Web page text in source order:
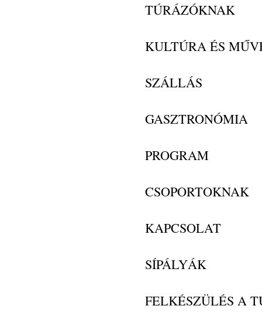
TÚRÁZÓKNAK
KULTÚRA ÉS
SZÁLLÁS
GASZTRONÓMIA
PROGRAM
CSOPORTOKNAK
KAPCSOLAT
SÍPÁLYÁK
FELKÉSZÜLÉS A